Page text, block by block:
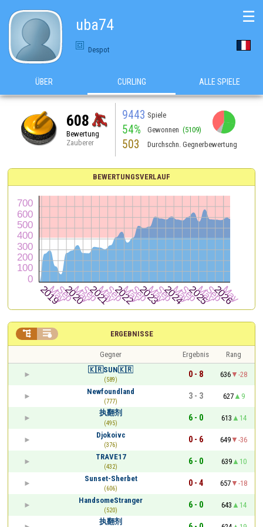
uba74
Despot
☰
ÜBER CURLING ALLE SPIELE
608
Bewertung
Zauberer
9443 Spiele
54% Gewonnen (5109)
503 Durchschn. Gegnerbewertung
BEWERTUNGSVERLAUF
ERGEBNISSE
 
Gegner Ergebnis
Rang
🇰🇷SUN🇰🇷
(589)
0 - 8 636
-28
Newfoundland
(777)
3 - 3 627
9
执翻剂
(495)
6 - 0 613
14
Djokoivc
(376)
0 - 6 649
-36
TRAVE17
(432)
6 - 0 639
10
Sunset-Sherbet
(606)
0 - 4 657
-18
HandsomeStranger
(520)
6 - 0 643
14
执翻剂